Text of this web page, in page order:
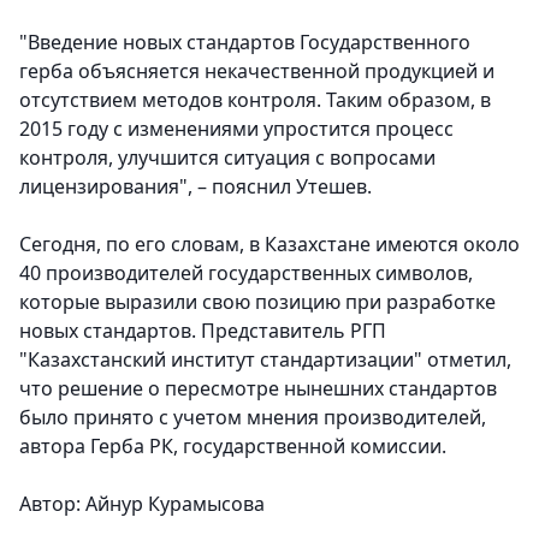
"Введение новых стандартов Государственного
герба объясняется некачественной продукцией и
отсутствием методов контроля. Таким образом, в
2015 году с изменениями упростится процесс
контроля, улучшится ситуация с вопросами
лицензирования", – пояснил Утешев.
Сегодня, по его словам, в Казахстане имеются около
40 производителей государственных символов,
которые выразили свою позицию при разработке
новых стандартов. Представитель РГП
"Казахстанский институт стандартизации" отметил,
что решение о пересмотре нынешних стандартов
было принято с учетом мнения производителей,
автора Герба РК, государственной комиссии.
Автор: Айнур Курамысова